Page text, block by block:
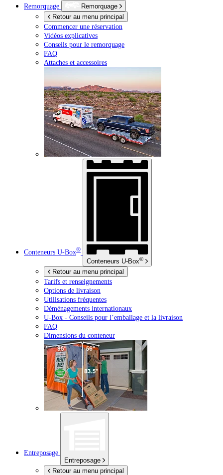
Remorquage
Remorquage
Retour au menu principal
Commencer une réservation
Vidéos explicatives
Conseils pour le remorquage
FAQ
Attaches et accessoires
Conteneurs U-Box®
Conteneurs U-Box®
Retour au menu principal
Tarifs et renseignements
Options de livraison
Utilisations fréquentes
Déménagements internationaux
U-Box - Conseils pour l’emballage et la livraison
FAQ
Dimensions du conteneur
Entreposage
Entreposage
Retour au menu principal